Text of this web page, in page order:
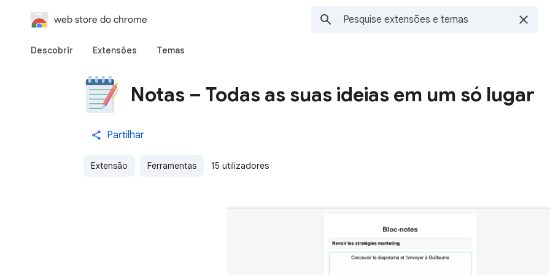
web store do chrome
Descobrir Extensões Temas
Notas – Todas as suas ideias em um só lugar
Partilhar
Extensão Ferramentas 15 utilizadores